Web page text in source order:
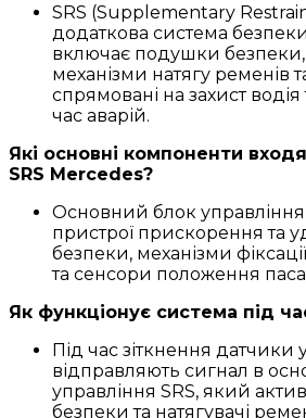
SRS (Supplementary
додаткова система
включає подушки
механізми натягу ременів
спрямовані на захист водія
час аварій.
Які основні компоненти
SRS Mercedes?
Основний блок
пристрої прискорення та
безпеки, механізми
та сенсори положення
Як функціонує система під
Під час зіткнення датчики
відправляють сигнал в
управління SRS, який
безпеки та натягувачі